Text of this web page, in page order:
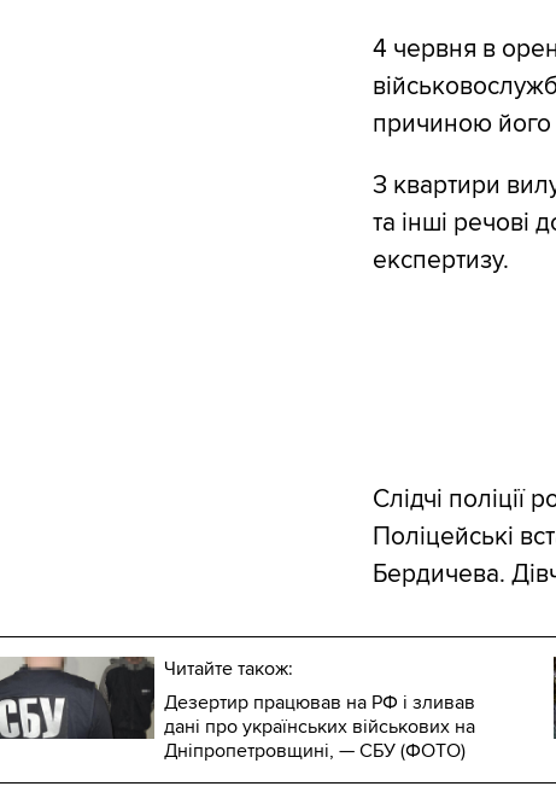
4 червня в
причиною його
З квартири
та інші речові
експертизу.
Слідчі
Поліцейські
Бердичева.
Читайте також:
Дезертир працював на РФ і зливав
дані про українських військових на
Дніпропетровщині, — СБУ (ФОТО)